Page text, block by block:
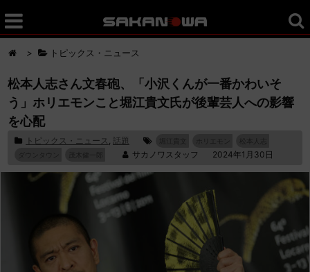
> トピックス・ニュース
松本人志さん文春砲、「小沢くんが一番かわいそ
う」ホリエモンこと堀江貴文氏が後輩芸人への影響
を心配
トピックス・ニュース , 話題
サカノワスタッフ 2024年1月30日